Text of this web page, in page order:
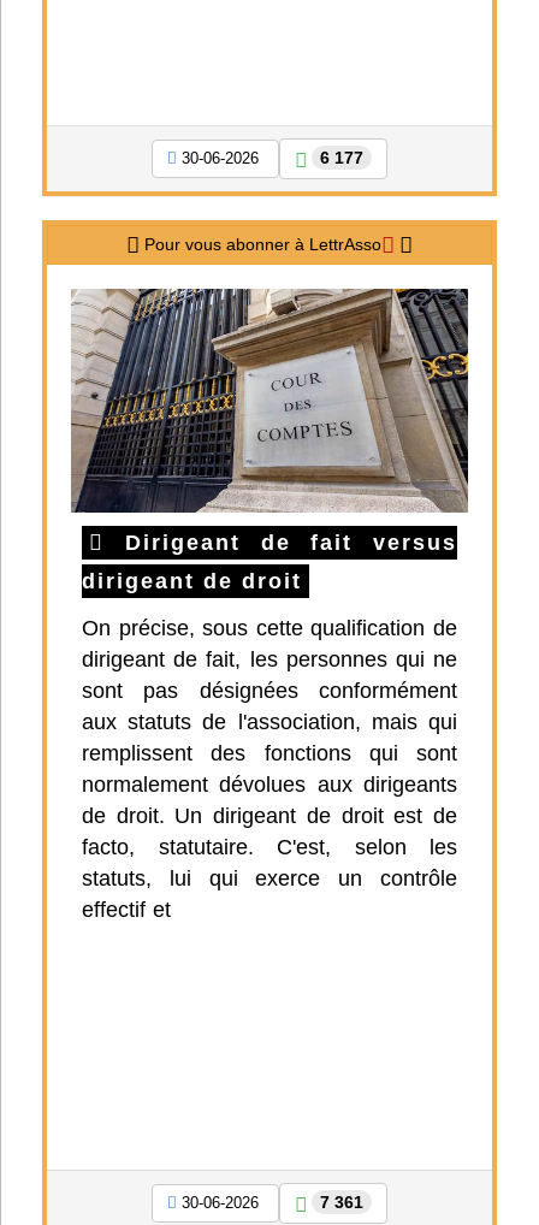
30-06-2026 6 177
Pour vous abonner à LettrAsso
Dirigeant de fait versus
dirigeant de droit
On précise, sous cette qualification de
dirigeant de fait, les personnes qui ne
sont pas désignées conformément
aux statuts de l'association, mais qui
remplissent des fonctions qui sont
normalement dévolues aux dirigeants
de droit. Un dirigeant de droit est de
facto, statutaire. C'est, selon les
statuts, lui qui exerce un contrôle
effectif et
30-06-2026 7 361